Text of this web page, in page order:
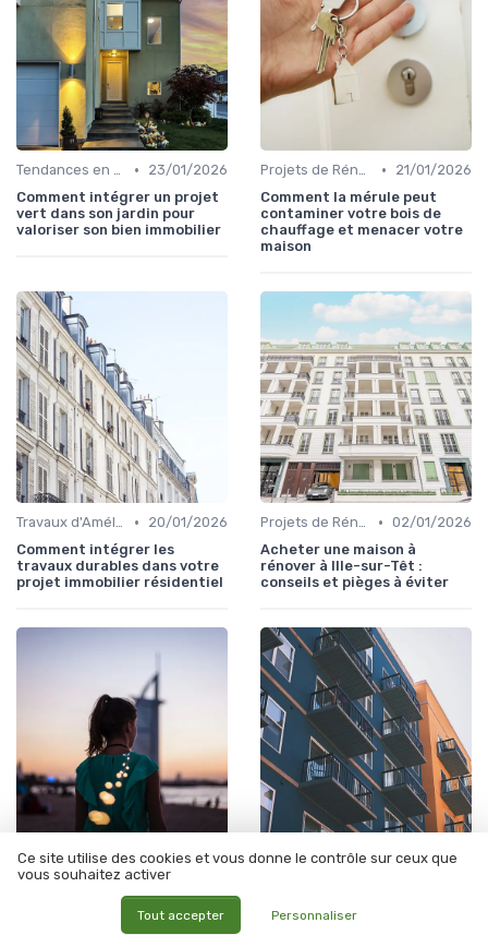
Tendances en Aménagement Domestique •
23/01/2026
Comment intégrer un projet
vert dans son jardin pour
valoriser son bien immobilier
Projets de Rénovation •
21/01/2026
Comment la mérule peut
contaminer votre bois de
chauffage et menacer votre
maison
Travaux d'Amélioration Énergétique •
20/01/2026
Comment intégrer les
travaux durables dans votre
projet immobilier résidentiel
Projets de Rénovation • 02/01/2026
Acheter une maison à
rénover à Ille-sur-Têt :
conseils et pièges à éviter
Tendances en Aménagement Domestique • 01/01/2026
forêt : immersion, défis et
conseils pratiques
Projets de Rénovation • 01/01/2026
éviter
Ce site utilise des cookies et vous donne le contrôle sur ceux que
vous souhaitez activer
Tout accepter Personnaliser